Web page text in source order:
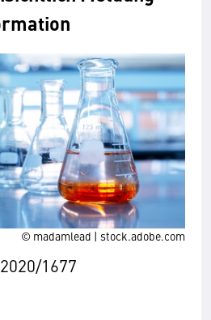
© madamlead | stock.adobe.com
1677